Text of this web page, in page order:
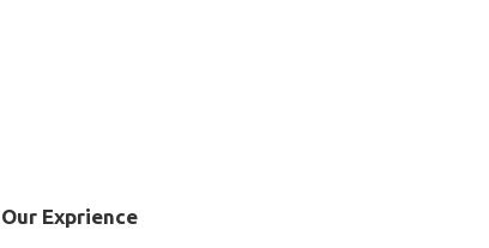
Our Exprience